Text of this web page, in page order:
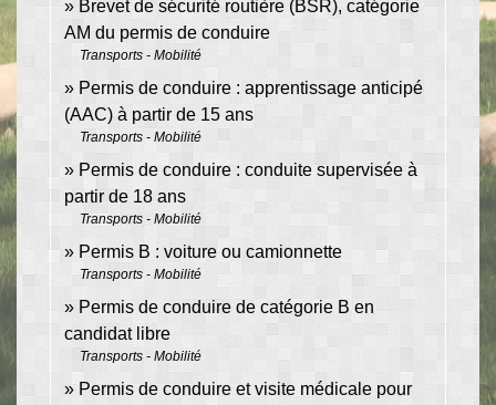
Brevet de sécurité routière (BSR), catégorie
AM du permis de conduire
Transports - Mobilité
Permis de conduire : apprentissage anticipé
(AAC) à partir de 15 ans
Transports - Mobilité
Permis de conduire : conduite supervisée à
partir de 18 ans
Transports - Mobilité
Permis B : voiture ou camionnette
Transports - Mobilité
Permis de conduire de catégorie B en
candidat libre
Transports - Mobilité
Permis de conduire et visite médicale pour